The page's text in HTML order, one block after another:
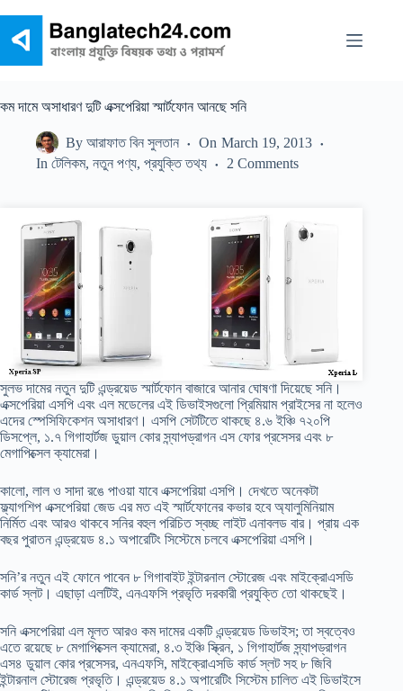
content
কম দামে অসাধারণ দুটি এক্সপেরিয়া স্মার্টফোন আনছে সনি
By আরাফাত বিন সুলতান On March 19, 2013
In টেলিকম,নতুন পণ্য,প্রযুক্তি তথ্য 2 Comments
সুলভ দামের নতুন দুটি এন্ড্রয়েড স্মার্টফোন বাজারে আনার ঘোষণা দিয়েছে সনি।
এক্সপেরিয়া এসপি এবং এল মডেলের এই ডিভাইসগুলো প্রিমিয়াম প্রাইসের না হলেও
এদের স্পেসিফিকেশন অসাধারণ। এসপি সেটটিতে থাকছে ৪.৬ ইঞ্চি ৭২০পি
ডিসপ্লে, ১.৭ গিগাহার্টজ ডুয়াল কোর স্ন্যাপড্রাগন এস ফোর প্রসেসর এবং ৮
মেগাপিক্সেল ক্যামেরা।
কালো, লাল ও সাদা রঙে পাওয়া যাবে এক্সপেরিয়া এসপি। দেখতে অনেকটা
ফ্ল্যাগশিপ এক্সপেরিয়া জেড এর মত এই স্মার্টফোনের কভার হবে অ্যালুমিনিয়াম
নির্মিত এবং আরও থাকবে সনির বহুল পরিচিত স্বচ্ছ লাইট এনাবলড বার। প্রায় এক
বছর পুরাতন এন্ড্রয়েড ৪.১ অপারেটিং সিস্টেমে চলবে এক্সপেরিয়া এসপি।
সনি’র নতুন এই ফোনে পাবেন ৮ গিগাবাইট ইন্টারনাল স্টোরেজ এবং মাইক্রোএসডি
কার্ড স্লট। এছাড়া এলটিই, এনএফসি প্রভৃতি দরকারী প্রযুক্তি তো থাকছেই।
সনি এক্সপেরিয়া এল মূলত আরও কম দামের একটি এন্ড্রয়েড ডিভাইস; তা স্বত্বেও
এতে রয়েছে ৮ মেগাপিক্সেল ক্যামেরা, ৪.৩ ইঞ্চি স্ক্রিন, ১ গিগাহার্টজ স্ন্যাপড্রাগন
এস৪ ডুয়াল কোর প্রসেসর, এনএফসি, মাইক্রোএসডি কার্ড স্লট সহ ৮ জিবি
ইন্টারনাল স্টোরেজ প্রভৃতি। এন্ড্রয়েড ৪.১ অপারেটিং সিস্টেম চালিত এই ডিভাইসে